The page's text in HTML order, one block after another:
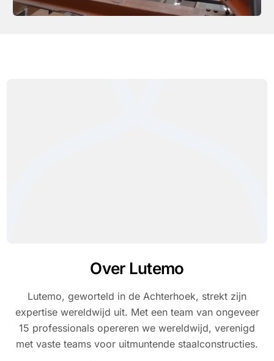
Over Lutemo
Lutemo, geworteld in de Achterhoek, strekt zijn
expertise wereldwijd uit. Met een team van ongeveer
15 professionals opereren we wereldwijd, verenigd
met vaste teams voor uitmuntende staalconstructies.